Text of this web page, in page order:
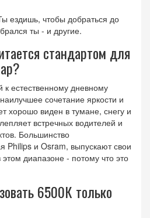
ездишь, чтобы добраться до
ты - и другие.
стандартом для
к естественному дневному
сочетание яркости и
хорошо виден в тумане, снегу и
встречных водителей и
Большинство
Philips и Osram, выпускают свои
диапазоне - потому что это
6500К только